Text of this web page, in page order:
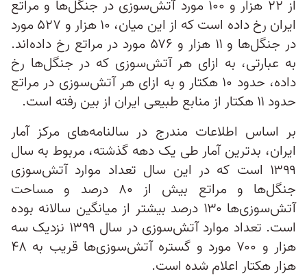
از ۲۲ هزار و ۱۰۰ مورد آتش‌سوزی در جنگل‌ها و مراتع
ایران رخ داده‌ است که از این میان، ۱۰ هزار و ۵۲۷ مورد
در جنگل‌ها و ۱۱ هزار و ۵۷۶ مورد در مراتع رخ داده‌اند.
به عبارتی، به ازای هر آتش‌سوزی که در جنگل‌ها رخ
داده، حدود ۱۰ هکتار و به ازای هر آتش‌سوزی در مراتع
حدود ۱۱ هکتار از منابع طبیعی ایران از بین رفته است.
بر اساس اطلاعات مندرج در سالنامه‌های مرکز آمار
ایران، بدترین آمار طی یک دهه گذشته، مربوط به سال
۱۳۹۹ است که در این سال تعداد موارد آتش‌سوزی
جنگل‌ها و مراتع بیش از ۸۰ درصد و مساحت
آتش‌سوزی‌ها ۱۳۰ درصد بیشتر از میانگین سالانه بوده
است. تعداد موارد آتش‌سوزی در سال ۱۳۹۹ نزدیک سه
هزار و ۷۰۰ مورد و گستره آتش‌سوزی‌ها قریب به ۴۸
هزار هکتار اعلام شده است.